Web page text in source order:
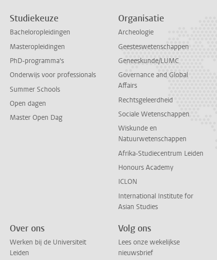
Studiekeuze
Bacheloropleidingen
Masteropleidingen
PhD-programma's
Onderwijs voor professionals
Summer Schools
Open dagen
Master Open Dag
Organisatie
Archeologie
Geesteswetenschappen
Geneeskunde/LUMC
Governance and Global
Affairs
Rechtsgeleerdheid
Sociale Wetenschappen
Wiskunde en
Natuurwetenschappen
Afrika-Studiecentrum Leiden
Honours Academy
ICLON
International Institute for
Asian Studies
Over ons
Werken bij de Universiteit
Leiden
Volg ons
Lees onze wekelijkse
nieuwsbrief